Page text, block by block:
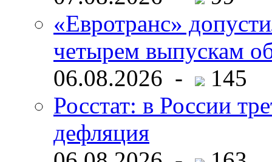
«Евротранс»
четырем выпускам
06.08.2026 -
145
Росстат: в России
дефляция